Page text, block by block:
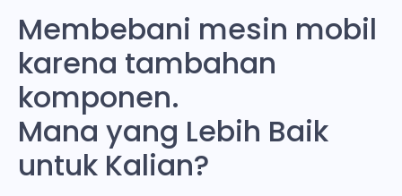
Membebani mesin mobil
karena tambahan
komponen.
Mana yang Lebih Baik
untuk Kalian?